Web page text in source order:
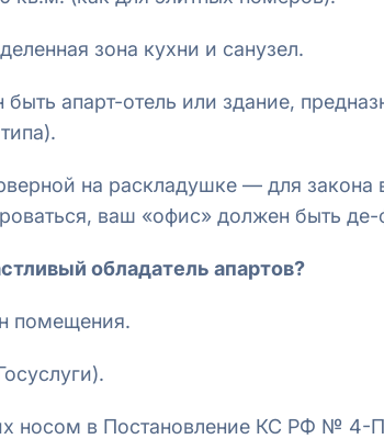
зона кухни и санузел.
апарт-отель или здание,
на раскладушке — для закона
ваш «офис» должен быть де-
обладатель апартов?
помещения.
носом в Постановление КС РФ № 4-